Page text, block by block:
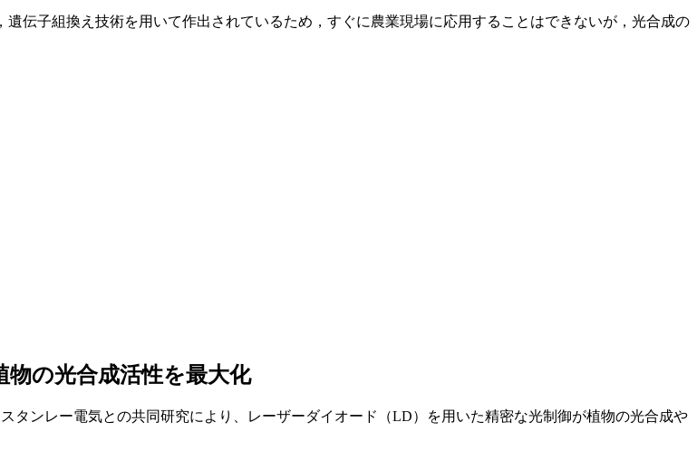
伝子組換え技術を用いて作出されているため，すぐに農業現場に応用することはできないが，光合成の
の光合成活性を最大化
タンレー電気との共同研究により、レーザーダイオード（LD）を用いた精密な光制御が植物の光合成や